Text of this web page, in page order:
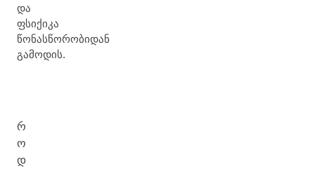
და
ფსიქიკა
წონასწორობიდან
გამოდის.
რ
ო
დ